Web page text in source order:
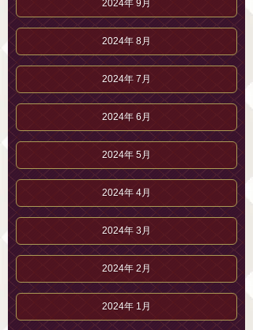
2024年 9月
2024年 8月
2024年 7月
2024年 6月
2024年 5月
2024年 4月
2024年 3月
2024年 2月
2024年 1月